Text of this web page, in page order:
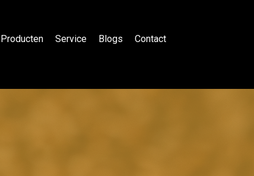
Producten Service Blogs Contact